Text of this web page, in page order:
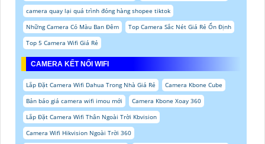
camera quay lại quá trình đóng hàng shopee tiktok
Những Camera Có Màu Ban Đêm
Top Camera Sắc Nét Giá Rẻ Ổn Định
Top 5 Camera Wifi Giá Rẻ
CAMERA KẾT NỐI WIFI
Lắp Đặt Camera Wifi Dahua Trong Nhà Giá Rẻ
Camera Kbone Cube
Bản báo giá camera wifi imou mới
Camera Kbone Xoay 360
Lắp Đặt Camera Wifi Thân Ngoài Trời Kbvision
Camera Wifi Hikvision Ngoài Trời 360